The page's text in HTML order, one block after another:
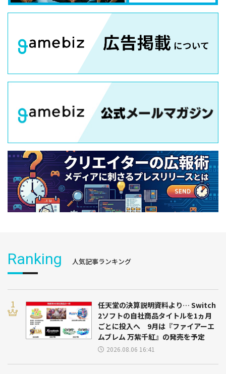
Ranking 人気記事ランキング
任天堂の決算説明資料より… Switch
2ソフトの自社商品タイトルを1ヵ月
ごとに投入へ 9月は『ファイアーエ
ムブレム 万紫千紅』の発売を予定
2026.08.06 16:41